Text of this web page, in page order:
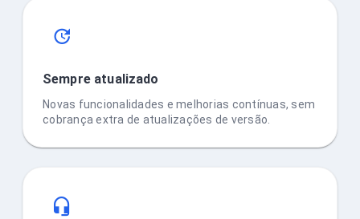
Sempre atualizado
Novas funcionalidades e melhorias contínuas, sem
cobrança extra de atualizações de versão.